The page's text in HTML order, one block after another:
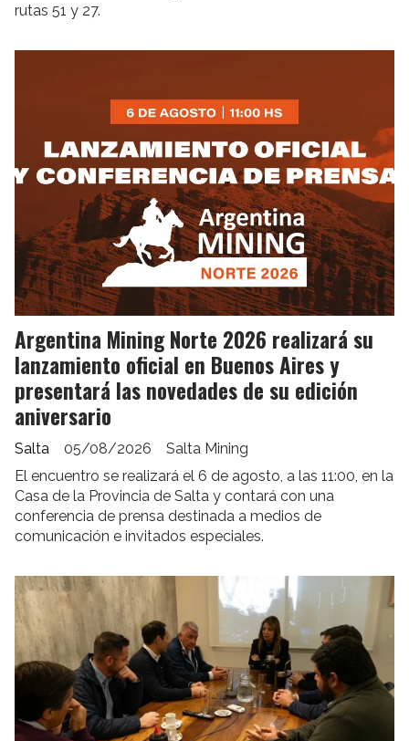
rutas 51 y 27.
Argentina Mining Norte 2026 realizará su
lanzamiento oficial en Buenos Aires y
presentará las novedades de su edición
aniversario
Salta Mining
Salta
05/08/2026
El encuentro se realizará el 6 de agosto, a las 11:00, en la
Casa de la Provincia de Salta y contará con una
conferencia de prensa destinada a medios de
comunicación e invitados especiales.